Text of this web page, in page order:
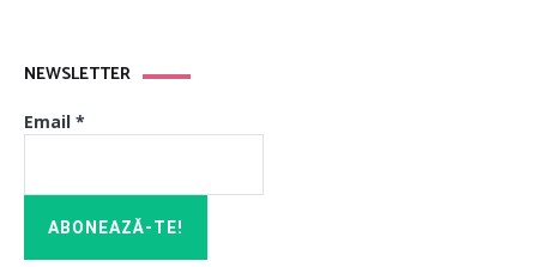
NEWSLETTER
Email *